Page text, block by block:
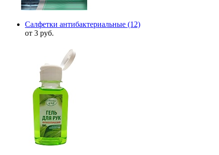
Салфетки антибактериальные (12)
от 3 руб.